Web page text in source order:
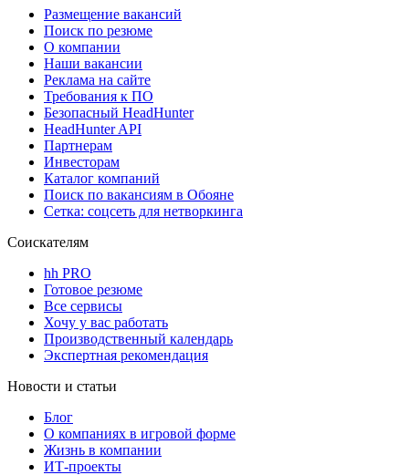
Размещение вакансий
Поиск по резюме
О компании
Наши вакансии
Реклама на сайте
Требования к ПО
Безопасный HeadHunter
HeadHunter API
Партнерам
Инвесторам
Каталог компаний
Поиск по вакансиям в Обояне
Сетка: соцсеть для нетворкинга
Соискателям
hh PRO
Готовое резюме
Все сервисы
Хочу у вас работать
Производственный календарь
Экспертная рекомендация
Новости и статьи
Блог
О компаниях в игровой форме
Жизнь в компании
ИТ-проекты